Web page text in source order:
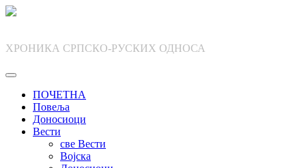
Skip
ХРОНИКА СРПСКО-РУСКИХ ОДНОСА
ПОЧЕТНА
Повеља
Доносиоци
Вести
све Вести
Војска